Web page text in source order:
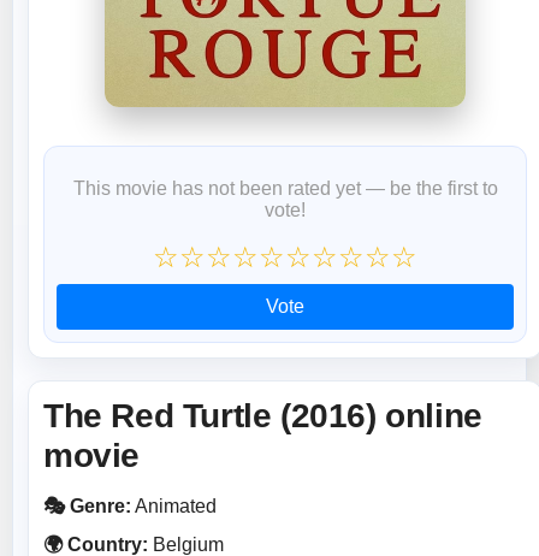
This movie has not been rated yet — be the first to
vote!
☆☆☆☆☆☆☆☆☆☆
Vote
The Red Turtle (2016) online
movie
🎭 Genre: Animated
🌍 Country: Belgium